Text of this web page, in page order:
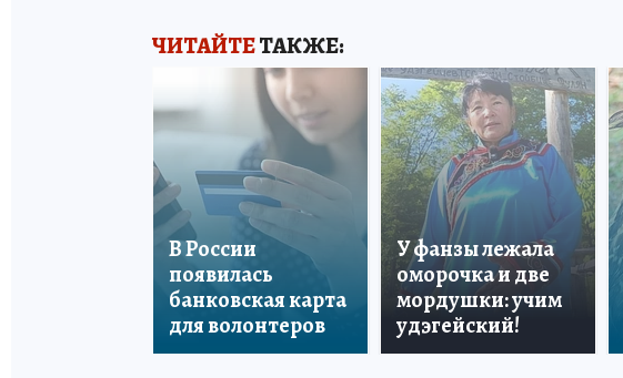
ЧИТАЙТЕТАКЖЕ:
В России
появилась
банковская карта
для волонтеров
У фанзы лежала
оморочка и две
мордушки: учим
удэгейский!